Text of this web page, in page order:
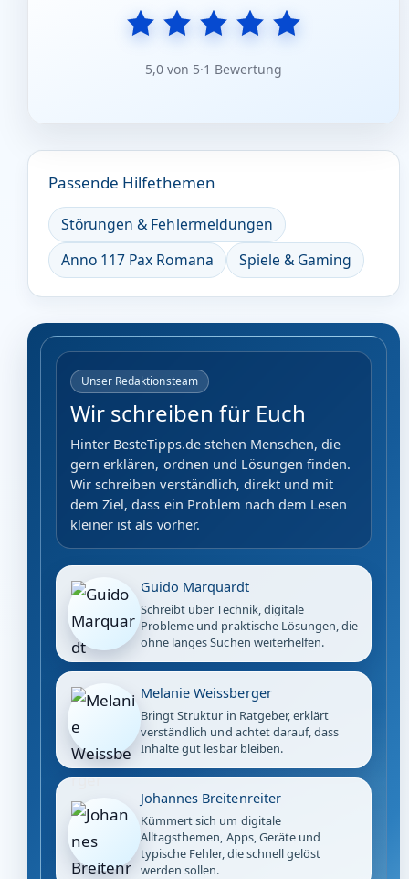
5,0 von 5·1 Bewertung
Passende Hilfethemen
Störungen & Fehlermeldungen
Anno 117 Pax Romana
Spiele & Gaming
Unser Redaktionsteam
Wir schreiben für Euch
Hinter BesteTipps.de stehen Menschen, die
gern erklären, ordnen und Lösungen finden.
Wir schreiben verständlich, direkt und mit
dem Ziel, dass ein Problem nach dem Lesen
kleiner ist als vorher.
Guido Marquardt
Schreibt über Technik, digitale
Probleme und praktische Lösungen, die
ohne langes Suchen weiterhelfen.
Melanie Weissberger
Bringt Struktur in Ratgeber, erklärt
verständlich und achtet darauf, dass
Inhalte gut lesbar bleiben.
Johannes Breitenreiter
Kümmert sich um digitale
Alltagsthemen, Apps, Geräte und
typische Fehler, die schnell gelöst
werden sollen.